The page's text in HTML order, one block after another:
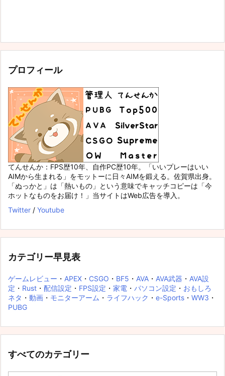
プロフィール
てんせんか：FPS歴10年、自作PC歴10年。「いいプレーはいい
AIMから生まれる」をモットーに日々AIMを鍛える。佐賀県出身。
「ぬっかと」は「熱いもの」という意味でキャッチコピーは「今
ホットなものをお届け！」当サイトはWeb広告を導入。
Twitter / Youtube
カテゴリー早見表
ゲームレビュー ・ APEX ・ CSGO ・ BF5 ・ AVA ・ AVA武器 ・ AVA設
定 ・ Rust ・ 配信設定 ・ FPS設定 ・ 家電 ・ パソコン設定 ・ おもしろ
ネタ ・ 動画 ・ モニターアーム ・ ライフハック ・ e-Sports ・ WW3 ・
PUBG
すべてのカテゴリー